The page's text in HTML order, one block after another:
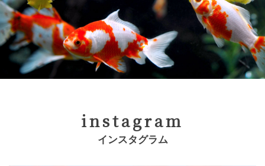
instagram
インスタグラム